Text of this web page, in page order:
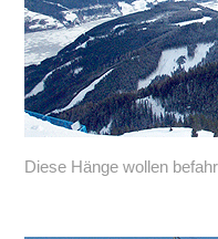
Diese Hänge wollen